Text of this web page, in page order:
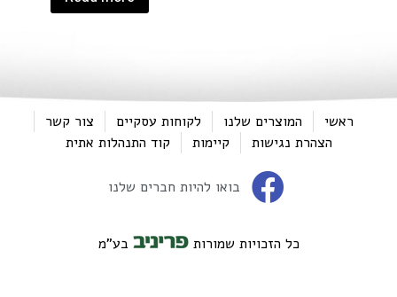
ראשי המוצרים שלנו לקוחות עסקיים
צור קשר
הצהרת נגישות
קיימות קוד התנהלות אתית
בואו להיות חברים שלנו
כל הזכויות שמורות בע"מ